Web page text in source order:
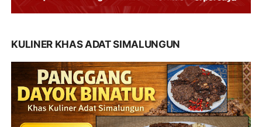
KULINER KHAS ADAT SIMALUNGUN